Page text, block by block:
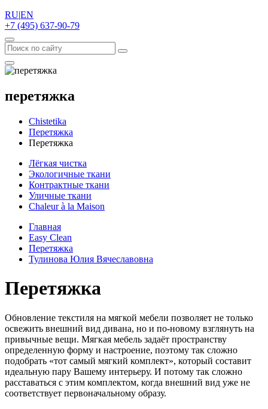
RU|EN
+7 (495) 637-90-79
перетяжка
Chistetika
Перетяжка
Перетяжка
Лёгкая чистка
Экологичные ткани
Контрактные ткани
Уличные ткани
Сhaleur à la Maison
Главная
Easy Clean
Перетяжка
Тулинова Юлия Вячеславовна
Перетяжка
Обновление текстиля на мягкой мебели позволяет не только
освежить внешний вид дивана, но и по-новому взглянуть на
привычные вещи. Мягкая мебель задаёт пространству
определенную форму и настроение, поэтому так сложно
подобрать «тот самый мягкий комплект», который составит
идеальную пару Вашему интерьеру. И потому так сложно
расставаться с этим комплектом, когда внешний вид уже не
соответствует первоначальному образу.